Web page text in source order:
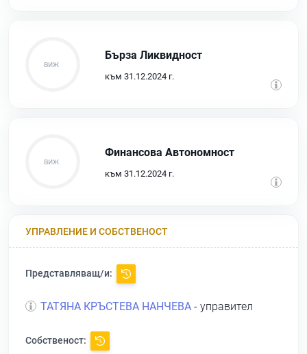
Бърза Ликвидност
към 31.12.2024 г.
Финансова Автономност
към 31.12.2024 г.
УПРАВЛЕНИЕ И СОБСТВЕНОСТ
Представляващ/и:
ТАТЯНА КРЪСТЕВА НАНЧЕВА - управител
Собственост: